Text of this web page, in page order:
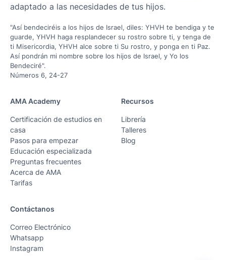
adaptado a las necesidades de tus hijos.
"Así bendeciréis a los hijos de Israel, diles: YHVH te bendiga y te
guarde, YHVH haga resplandecer su rostro sobre ti, y tenga de
ti Misericordia, YHVH alce sobre ti Su rostro, y ponga en ti Paz.
Así pondrán mi nombre sobre los hijos de Israel, y Yo los
Bendeciré".
Números 6, 24-27
AMA Academy
Certificación de estudios en
casa
Pasos para empezar
Educación especializada
Preguntas frecuentes
Acerca de AMA
Tarifas
Recursos
Librería
Talleres
Blog
Contáctanos
Correo Electrónico
Whatsapp
Instagram